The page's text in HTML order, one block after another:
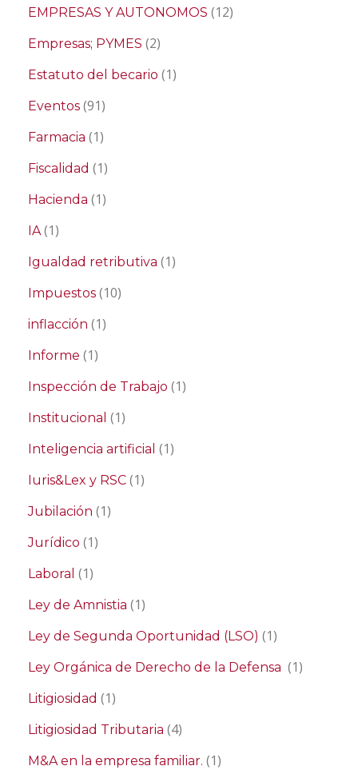
EMPRESAS Y AUTONOMOS (12)
Empresas; PYMES (2)
Estatuto del becario (1)
Eventos (91)
Farmacia (1)
Fiscalidad (1)
Hacienda (1)
IA(1)
Igualdad retributiva (1)
Impuestos (10)
inflacción (1)
Informe (1)
Inspección de Trabajo (1)
Institucional (1)
Inteligencia artificial (1)
Iuris&Lex y RSC (1)
Jubilación (1)
Jurídico (1)
Laboral (1)
Ley de Amnistia (1)
Ley de Segunda Oportunidad (LSO) (1)
Ley Orgánica de Derecho de la Defensa (1)
Litigiosidad (1)
Litigiosidad Tributaria (4)
M&A en la empresa familiar. (1)